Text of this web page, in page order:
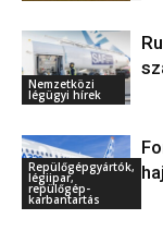
Nemzetközi
légügyi hírek
Repülőgépgyártók,
légiipar,
repülőgép-
karbantartás